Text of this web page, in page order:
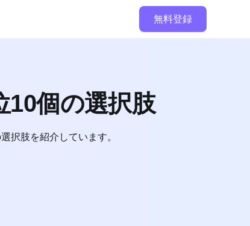
無料登録
10個の選択肢
択肢を紹介しています。